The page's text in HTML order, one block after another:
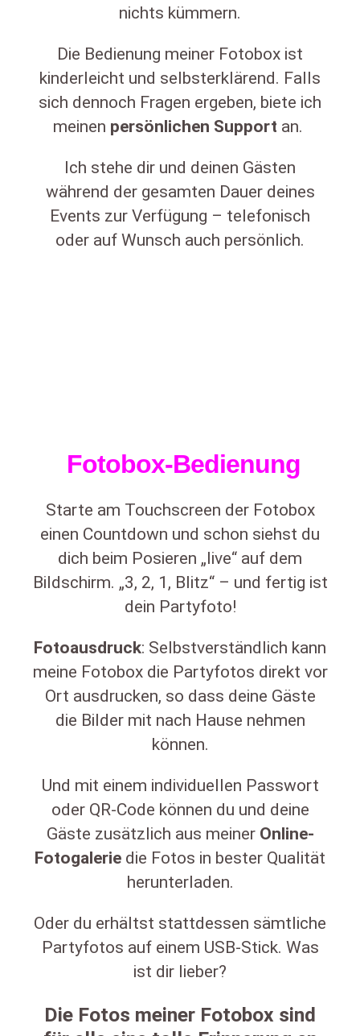
nichts kümmern.
Die Bedienung meiner Fotobox ist
kinderleicht und selbsterklärend. Falls
sich dennoch Fragen ergeben, biete ich
meinen persönlichen Support an.
Ich stehe dir und deinen Gästen
während der gesamten Dauer deines
Events zur Verfügung – telefonisch
oder auf Wunsch auch persönlich.
Fotobox-Bedienung
Starte am Touchscreen der Fotobox
einen Countdown und schon siehst du
dich beim Posieren „live“ auf dem
Bildschirm. „3, 2, 1, Blitz“ – und fertig ist
dein Partyfoto!
Fotoausdruck: Selbstverständlich kann
meine Fotobox die Partyfotos direkt vor
Ort ausdrucken, so dass deine Gäste
die Bilder mit nach Hause nehmen
können.
Und mit einem individuellen Passwort
oder QR-Code können du und deine
Gäste zusätzlich aus meiner Online-
Fotogalerie die Fotos in bester Qualität
herunterladen.
Oder du erhältst stattdessen sämtliche
Partyfotos auf einem USB-Stick. Was
ist dir lieber?
Die Fotos meiner Fotobox sind